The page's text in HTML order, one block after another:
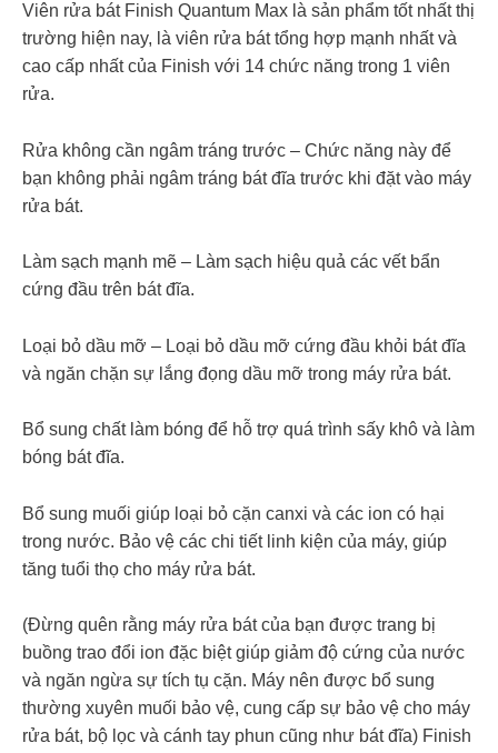
Viên rửa bát Finish Quantum Max là sản phẩm tốt nhất thị
trường hiện nay, là viên rửa bát tổng hợp mạnh nhất và
cao cấp nhất của Finish với 14 chức năng trong 1 viên
rửa.
Rửa không cần ngâm tráng trước – Chức năng này để
bạn không phải ngâm tráng bát đĩa trước khi đặt vào máy
rửa bát.
Làm sạch mạnh mẽ – Làm sạch hiệu quả các vết bẩn
cứng đầu trên bát đĩa.
Loại bỏ dầu mỡ – Loại bỏ dầu mỡ cứng đầu khỏi bát đĩa
và ngăn chặn sự lắng đọng dầu mỡ trong máy rửa bát.
Bổ sung chất làm bóng để hỗ trợ quá trình sấy khô và làm
bóng bát đĩa.
Bổ sung muối giúp loại bỏ cặn canxi và các ion có hại
trong nước. Bảo vệ các chi tiết linh kiện của máy, giúp
tăng tuổi thọ cho máy rửa bát.
(Đừng quên rằng máy rửa bát của bạn được trang bị
buồng trao đổi ion đặc biệt giúp giảm độ cứng của nước
và ngăn ngừa sự tích tụ cặn. Máy nên được bổ sung
thường xuyên muối bảo vệ, cung cấp sự bảo vệ cho máy
rửa bát, bộ lọc và cánh tay phun cũng như bát đĩa) Finish